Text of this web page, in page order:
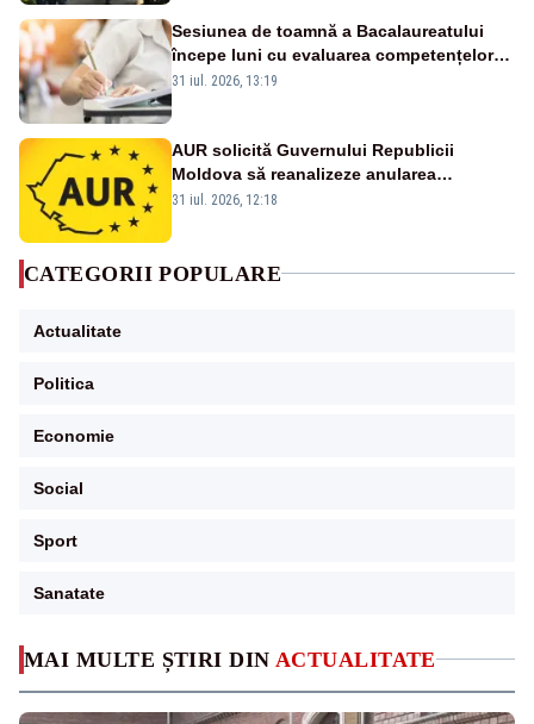
MAI MULTE ȘTIRI DIN ACTUALITATE
Sesiunea de toamnă a Bacalaureatului
începe luni cu evaluarea competențelor
orale la Limba română
31 iul. 2026, 13:19
AUR solicită Guvernului Republicii
Moldova să reanalizeze anularea
concertului de Ziua Limbii Române
31 iul. 2026, 12:18
CATEGORII POPULARE
Actualitate
Politica
Economie
Social
Sport
Sanatate